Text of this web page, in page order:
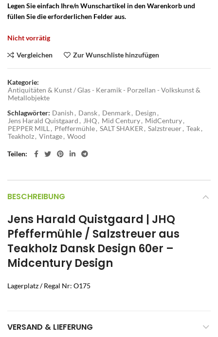
Legen Sie einfach Ihre/n Wunschartikel in den Warenkorb und
füllen Sie die erforderlichen Felder aus.
Nicht vorrätig
Vergleichen Zur Wunschliste hinzufügen
Kategorie:
Antiquitäten & Kunst / Glas - Keramik - Porzellan - Volkskunst &
Metallobjekte
Schlagwörter: Danish , Dansk, Denmark, Design ,
Jens Harald Quistgaard , JHQ, Mid Century, MidCentury,
PEPPER MILL , Pfeffermühle, SALT SHAKER , Salzstreuer, Teak,
Teakholz, Vintage, Wood
Teilen
BESCHREIBUNG
Jens Harald Quistgaard | JHQ
Pfeffermühle / Salzstreuer aus
Teakholz Dansk Design 60er –
Midcentury Design
Lagerplatz / Regal Nr: O175
VERSAND & LIEFERUNG